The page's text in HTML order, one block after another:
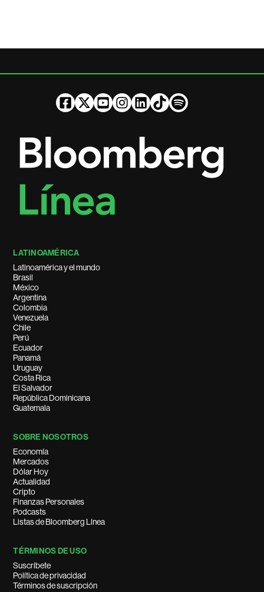
LATINOAMÉRICA
Latinoamérica y el mundo
Brasil
México
Argentina
Colombia
Venezuela
Chile
Perú
Ecuador
Panamá
Uruguay
Costa Rica
El Salvador
República Dominicana
Guatemala
SOBRE NOSOTROS
Economía
Mercados
Dólar Hoy
Actualidad
Cripto
Finanzas Personales
Podcasts
Listas de Bloomberg Línea
TÉRMINOS DE USO
Suscríbete
Política de privacidad
Términos de suscripción